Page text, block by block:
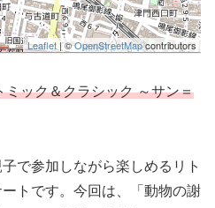
Leaflet| ©OpenStreetMapcontributors
ック＆クラシック ～サン＝
で参加しながら楽しめるリト
トです。今回は、「動物の謝